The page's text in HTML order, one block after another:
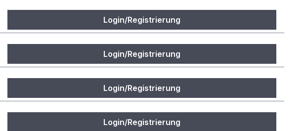
Login/Registrierung
Login/Registrierung
Login/Registrierung
Login/Registrierung